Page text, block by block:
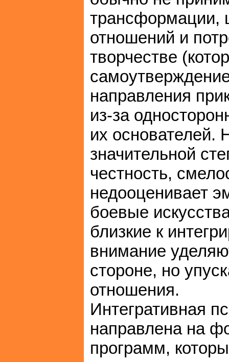
трансформации,
отношений и
творчестве
направления
из-за
их основателей.
значительной
честность,
недооценивает
боевые
близкие к
внимание
стороне, но
отношения.
Интегративная
направлена на
программ,